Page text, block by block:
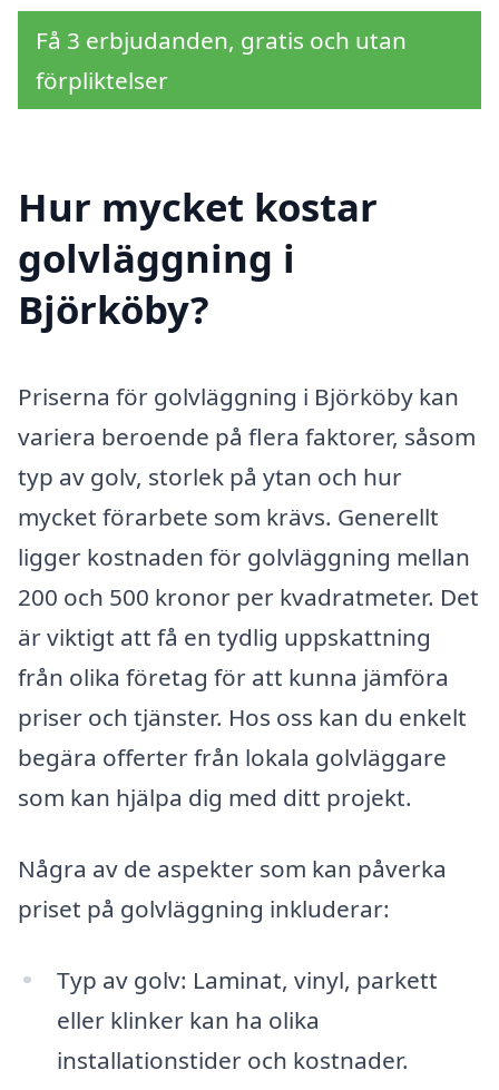
Få 3 erbjudanden, gratis och utan
förpliktelser
Hur mycket kostar
golvläggning i
Björköby?
Priserna för golvläggning i Björköby kan
variera beroende på flera faktorer, såsom
typ av golv, storlek på ytan och hur
mycket förarbete som krävs. Generellt
ligger kostnaden för golvläggning mellan
200 och 500 kronor per kvadratmeter. Det
är viktigt att få en tydlig uppskattning
från olika företag för att kunna jämföra
priser och tjänster. Hos oss kan du enkelt
begära offerter från lokala golvläggare
som kan hjälpa dig med ditt projekt.
Några av de aspekter som kan påverka
priset på golvläggning inkluderar:
Typ av golv: Laminat, vinyl, parkett
eller klinker kan ha olika
installationstider och kostnader.